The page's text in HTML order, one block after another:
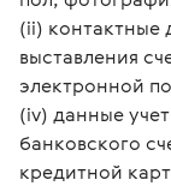
(ii) контактные
выставления
электронной
(iv) данные
банковского
кредитной